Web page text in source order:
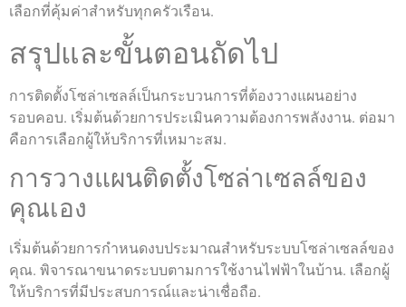
เลือกที่คุ้มค่าสำหรับทุกครัวเรือน.
สรุปและขั้นตอนถัดไป
การติดตั้งโซล่าเซลล์เป็นกระบวนการที่ต้องวางแผนอย่าง
รอบคอบ. เริ่มต้นด้วยการประเมินความต้องการพลังงาน. ต่อมา
คือการเลือกผู้ให้บริการที่เหมาะสม.
การวางแผนติดตั้งโซล่าเซลล์ของ
คุณเอง
เริ่มต้นด้วยการกำหนดงบประมาณสำหรับระบบโซล่าเซลล์ของ
คุณ. พิจารณาขนาดระบบตามการใช้งานไฟฟ้าในบ้าน. เลือกผู้
ให้บริการที่มีประสบการณ์และน่าเชื่อถือ.